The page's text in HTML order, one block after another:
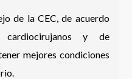
de la CEC, de acuerdo
y de
mejores condiciones